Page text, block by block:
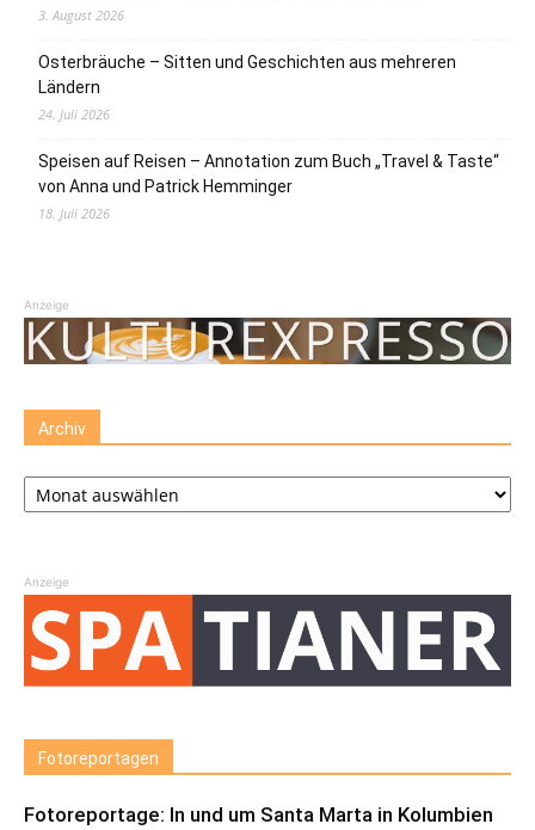
3. August 2026
Osterbräuche – Sitten und Geschichten aus mehreren
Ländern
24. Juli 2026
Speisen auf Reisen – Annotation zum Buch „Travel & Taste“
von Anna und Patrick Hemminger
18. Juli 2026
Anzeige
Archiv
Archiv
Anzeige
Fotoreportagen
Fotoreportage: In und um Santa Marta in Kolumbien